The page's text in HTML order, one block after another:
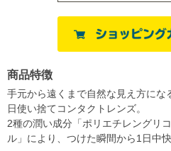
商品特徴
手元から遠くまで自然な見え方にな
日使い捨てコンタクトレンズ。
2種の潤い成分「ポリエチレングリ
ル」により、つけた瞬間から1日中